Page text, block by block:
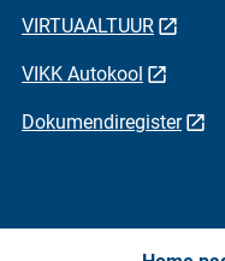
VIRTUAALTUUR
VIKK Autokool
Dokumendiregister